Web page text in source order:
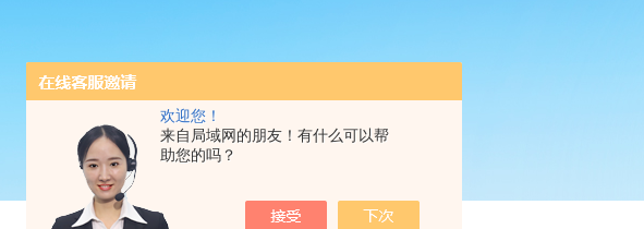
欢迎您！
来自局域网的朋友！有什么可以帮
助您的吗？